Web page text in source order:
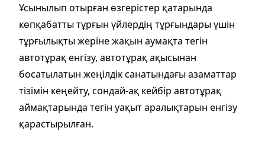
Ұсынылып отырған өзгерістер қатарында
көпқабатты тұрғын үйлердің тұрғындары үшін
тұрғылықты жеріне жақын аумақта тегін
автотұрақ енгізу, автотұрақ ақысынан
босатылатын жеңілдік санатындағы азаматтар
тізімін кеңейту, сондай-ақ кейбір автотұрақ
аймақтарында тегін уақыт аралықтарын енгізу
қарастырылған.